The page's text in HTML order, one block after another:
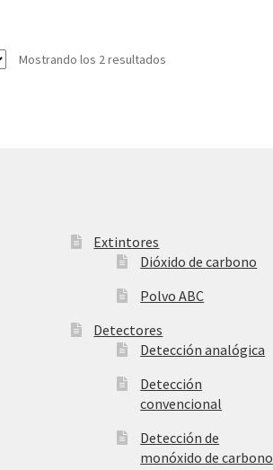
LasMostrando los 2 resultados
Extintores
Dióxido de carbono
Polvo ABC
Detectores
Detección analógica
Detección
convencional
Detección de
monóxido de carbono